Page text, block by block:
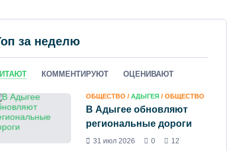
за неделю
КОММЕНТИРУЮТ ОЦЕНИВАЮТ
ОБЩЕСТВО / АДЫГЕЯ / ОБЩЕСТВО
В Адыгее обновляют
региональные дороги
31 июл 2026 0 12